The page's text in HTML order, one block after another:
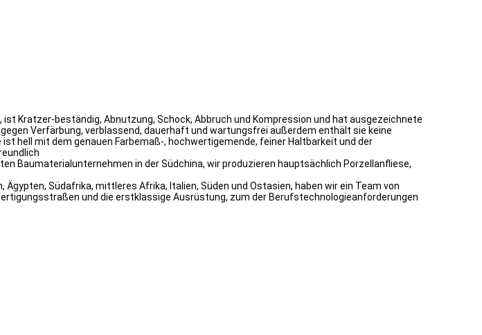
Kratzer-beständig, Abnutzung, Schock, Abbruch und Kompression und hat ausgezeichnete
Verfärbung, verblassend, dauerhaft und wartungsfrei außerdem enthält sie keine
hell mit dem genauen Farbemaß-, hochwertigemende, feiner Haltbarkeit und der
Baumaterialunternehmen in der Südchina, wir produzieren hauptsächlich Porzellanfliese,
Südafrika, mittleres Afrika, Italien, Süden und Ostasien, haben wir ein Team von
und die erstklassige Ausrüstung, zum der Berufstechnologieanforderungen